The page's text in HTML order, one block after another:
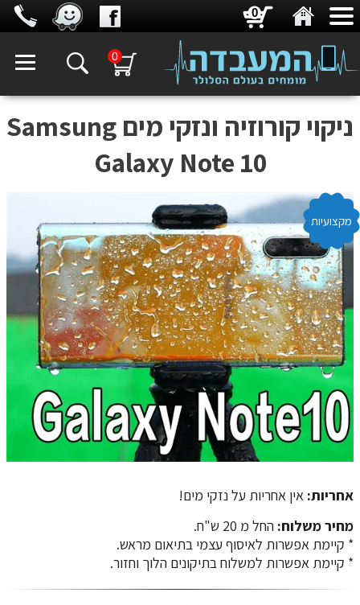
0
ניקוי קורוזיה ונזקי מים Samsung
Galaxy Note 10
מקצועיות
אחריות: אין אחריות על נזקי מים!
מחיר משלוח: החל מ 20 ש"ח.
​​​​​​​* קיימת אפשרות לאיסוף עצמי בתיאום מראש.
* קיימת אפשרות למשלוח בתיקונים הלוך וחזור.
0